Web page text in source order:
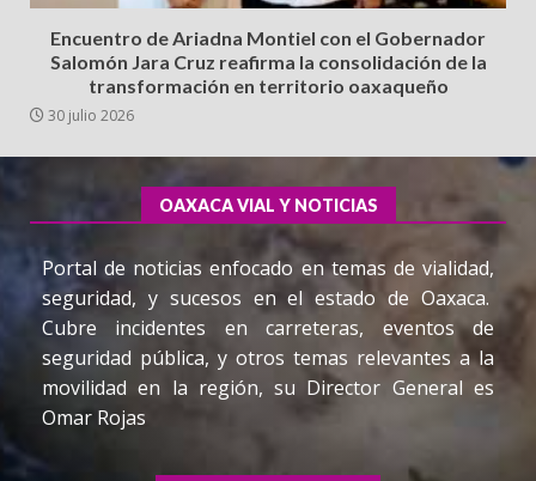
Encuentro de Ariadna Montiel con el Gobernador
Salomón Jara Cruz reafirma la consolidación de la
transformación en territorio oaxaqueño
30 julio 2026
OAXACA VIAL Y NOTICIAS
Portal de noticias enfocado en temas de vialidad,
seguridad, y sucesos en el estado de Oaxaca.
Cubre incidentes en carreteras, eventos de
seguridad pública, y otros temas relevantes a la
movilidad en la región, su Director General es
Omar Rojas